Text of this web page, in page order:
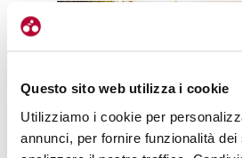
Questo sito web utilizza i cookie
Utilizziamo i cookie per
annunci, per fornire funzionalità
Come?
Più giri faremo, più fondi raccoglieremo.